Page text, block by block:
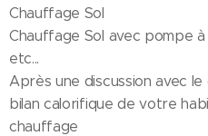
Chauffage Sol
Chauffage Sol avec pompe à
etc...
Après une discussion avec
bilan calorifique de votre
chauffage